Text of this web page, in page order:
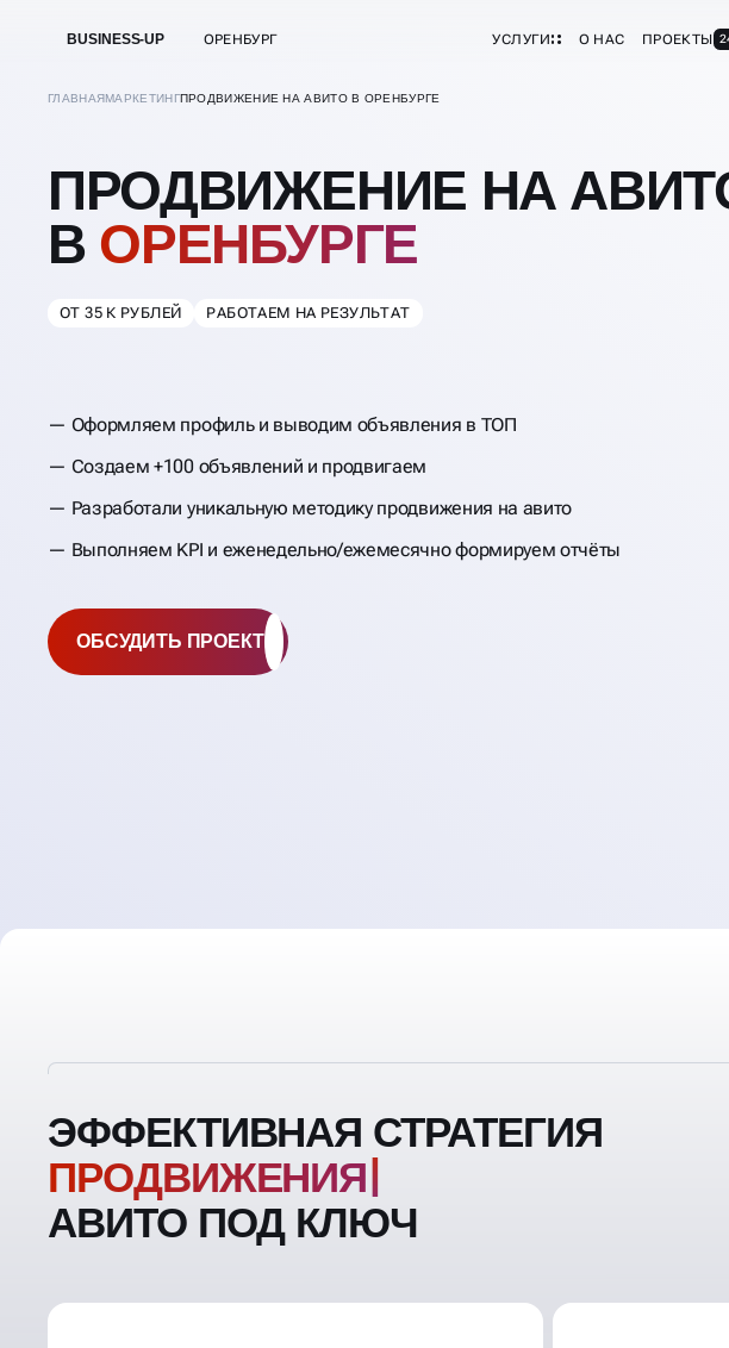
BUSINESS-UP ОРЕНБУРГ УСЛУГИ О НАС ПРОЕКТЫ
ГЛАВНАЯМАРКЕТИНГПРОДВИЖЕНИЕ НА АВИТО В ОРЕНБУРГЕ
ПРОДВИЖЕНИЕ НА
В ОРЕНБУРГЕ
ОТ 35 К РУБЛЕЙ РАБОТАЕМ НА РЕЗУЛЬТАТ
Оформляем профиль и выводим объявления в ТОП
Создаем +100 объявлений и продвигаем
Разработали уникальную методику продвижения на авито
Выполняем KPI и еженедельно/ежемесячно формируем отчёты
ОБСУДИТЬ ПРОЕКТ
ЭФФЕКТИВНАЯ СТРАТЕГИЯ
ПРОДВИЖ
АВИТО ПОД КЛЮЧ